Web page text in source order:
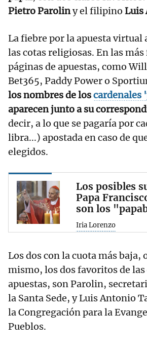
Pietro Paroliny el filipino Luis
La fiebre por la apuesta virtual
las cotas religiosas. En las más
páginas de apuestas, como
Bet365, Paddy Power o
los nombres de loscardenales
aparecen junto a su
decir, a lo que se pagaría por
libra...) apostada en caso de
elegidos.
Los posibles
Papa
son los
Iria Lorenzo
Los dos con la cuota más baja,
mismo, los dos favoritos de las
apuestas, son Parolin,
la Santa Sede, y Luis Antonio
la Congregación para la
Pueblos.